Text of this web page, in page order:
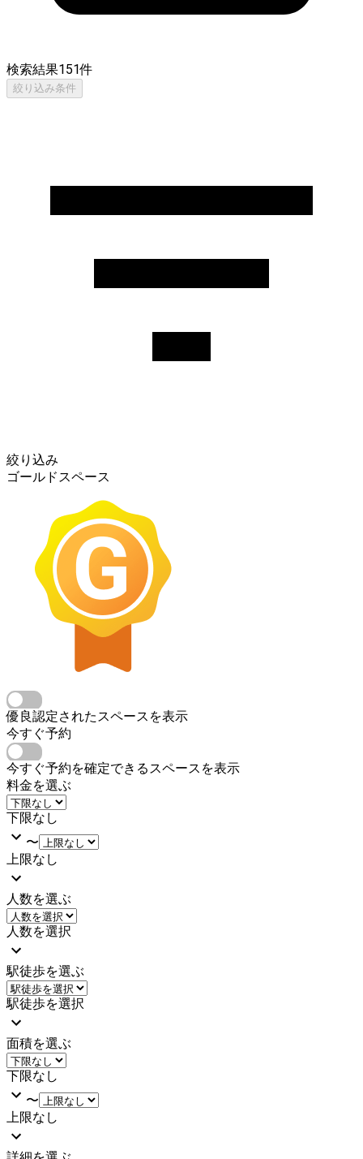
検索結果151件
絞り込み条件
絞り込み
ゴールドスペース
優良認定されたスペースを表示
今すぐ予約
今すぐ予約を確定できるスペースを表示
料金を選ぶ
下限なし
〜
上限なし
人数を選ぶ
人数を選択
駅徒歩を選ぶ
駅徒歩を選択
面積を選ぶ
下限なし
〜
上限なし